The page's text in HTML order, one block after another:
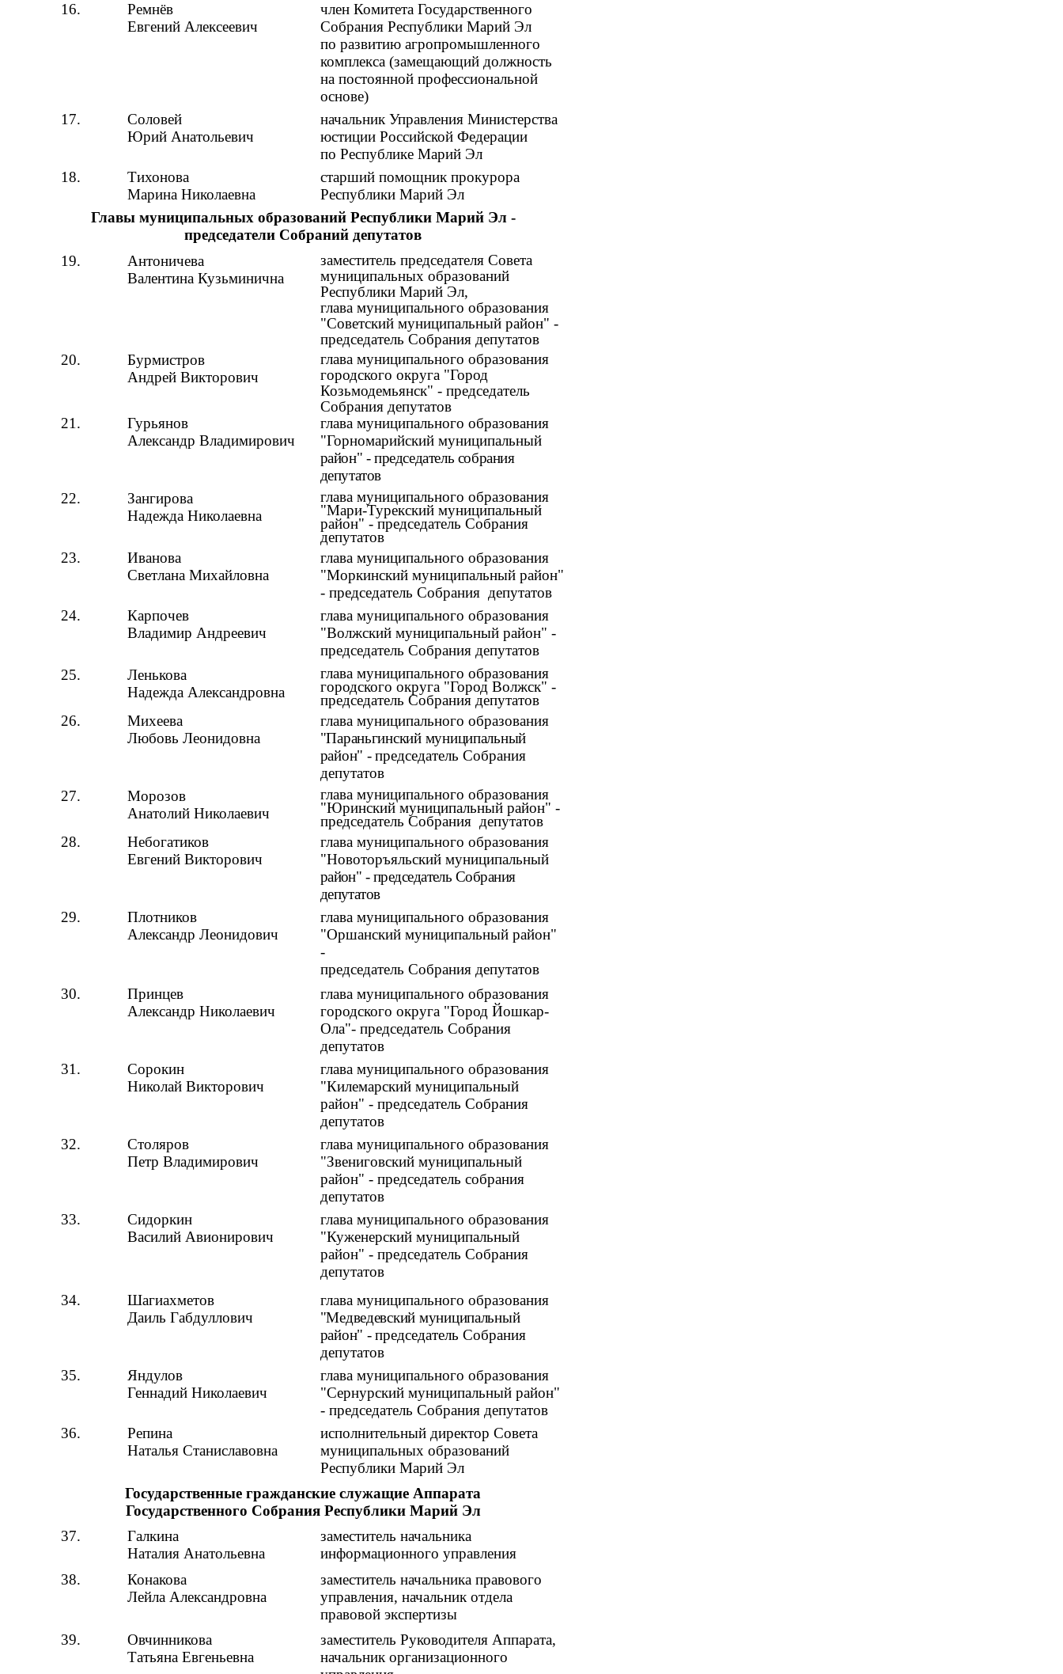
16.
Ремнёв
Евгений Алексеевич
член Комитета Государственного
Собрания Республики Марий Эл
по развитию агропромышленного
комплекса (замещающий должность
на постоянной профессиональной
основе)
17.
Соловей
Юрий Анатольевич
начальник Управления Министерства
юстиции Российской Федерации
по Республике Марий Эл
18.
Тихонова
Марина Николаевна
старший помощник прокурора
Республики Марий Эл
Главы муниципальных образований Республики Марий Эл -
председатели Собраний депутатов
19.
Антоничева
Валентина Кузьминична
заместитель председателя Совета
муниципальных образований
Республики Марий Эл,
глава муниципального образования
"Советский муниципальный район" -
председатель Собрания депутатов
20.
Бурмистров
Андрей Викторович
глава муниципального образования
городского округа "Город
Козьмодемьянск" - председатель
Собрания депутатов
21.
Гурьянов
Александр Владимирович
глава муниципального образования
"Горномарийский муниципальный
район" - председатель собрания
депутатов
22.
Зангирова
Надежда Николаевна
глава муниципального образования
"Мари-Турекский муниципальный
район" - председатель Собрания
депутатов
23.
Иванова
Светлана Михайловна
глава муниципального образования
"Моркинский муниципальный район"
- председатель Собрания депутатов
24.
Карпочев
Владимир Андреевич
глава муниципального образования
"Волжский муниципальный район" -
председатель Собрания депутатов
25.
Ленькова
Надежда Александровна
глава муниципального образования
городского округа "Город Волжск" -
председатель Собрания депутатов
26.
Михеева
Любовь Леонидовна
глава муниципального образования
"Параньгинский муниципальный
район" -председатель Собрания
депутатов
27.
Морозов
Анатолий Николаевич
глава муниципального образования
"Юринский муниципальный район" -
председатель Собрания депутатов
28.
Небогатиков
Евгений Викторович
глава муниципального образования
"Новоторъяльский муниципальный
район" - председатель Собрания
депутатов
29.
Плотников
Александр Леонидович
глава муниципального образования
"Оршанский муниципальный район"
-
председатель Собрания депутатов
30.
Принцев
Александр Николаевич
глава муниципального образования
городского округа "Город Йошкар-
Ола"- председатель Собрания
депутатов
31.
Сорокин
Николай Викторович
глава муниципального образования
"Килемарский муниципальный
район" - председатель Собрания
депутатов
32.
Столяров
Петр Владимирович
глава муниципального образования
"Звениговский муниципальный
район" - председатель собрания
депутатов
33.
Сидоркин
Василий Авионирович
глава муниципального образования
"Куженерский муниципальный
район" - председатель Собрания
депутатов
34.
Шагиахметов
Даиль Габдуллович
глава муниципального образования
"Медведевский муниципальный
район" -председатель Собрания
депутатов
35.
Яндулов
Геннадий Николаевич
глава муниципального образования
"Сернурский муниципальный район"
- председатель Собрания депутатов
36.
Репина
Наталья Станиславовна
исполнительный директор Совета
муниципальных образований
Республики Марий Эл
Государственные гражданские служащие Аппарата
Государственного Собрания Республики Марий Эл
37.
Галкина
Наталия Анатольевна
заместитель начальника
информационного управления
38.
Конакова
Лейла Александровна
заместитель начальника правового
управления, начальник отдела
правовой экспертизы
39.
Овчинникова
Татьяна Евгеньевна
заместитель Руководителя Аппарата,
начальник организационного